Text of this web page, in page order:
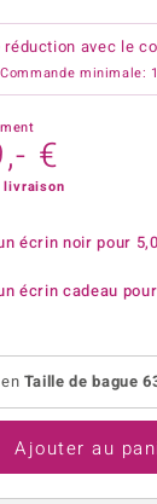
réduction avec le
minimale:
€
livraison
écrin noir pour
écrin cadeau pour
Taille de bague
Ajouter au